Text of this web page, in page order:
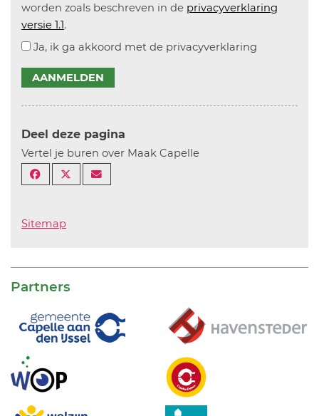
worden zoals beschreven in de privacyverklaring
versie 1.1.
Ja, ik ga akkoord met de privacyverklaring
AANMELDEN
Deel deze pagina
Vertel je buren over Maak Capelle
Sitemap
Partners